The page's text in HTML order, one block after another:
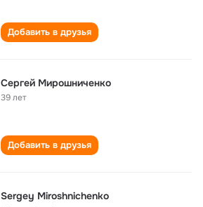
Добавить в друзья
Сергей Мирошниченко
39 лет
Добавить в друзья
Sergey Miroshnichenko